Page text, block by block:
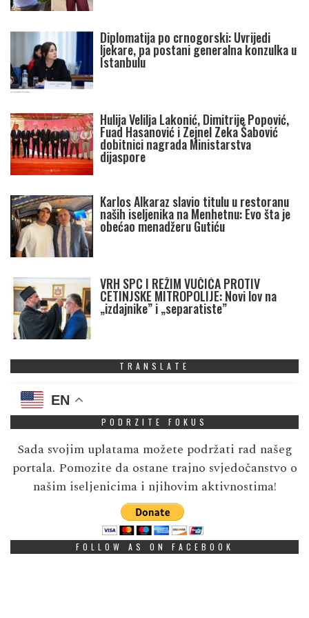
Diplomatija po crnogorski: Uvrijedi
ljekare, pa postani generalna konzulka u
Istanbulu
Hulija Velilja Lakonić, Dimitrije Popović,
Fuad Hasanović i Zejnel Zeka Šabović
dobitnici nagrada Ministarstva
dijaspore
Karlos Alkaraz slavio titulu u restoranu
naših iseljenika na Menhetnu: Evo šta je
obećao menadžeru Gutiću
VRH SPC I REŽIM VUČIĆA PROTIV
CETINJSKE MITROPOLIJE: Novi lov na
„izdajnike” i „separatiste”
TRANSLATE
EN
PODRZITE FOKUS
Sada svojim uplatama možete podržati rad našeg
portala. Pomozite da ostane trajno svjedočanstvo o
našim iseljenicima i njihovim aktivnostima!
FOLLOW AS ON FACEBOOK